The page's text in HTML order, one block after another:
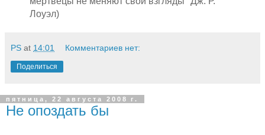
Лоуэл)
PS at 14:01 Комментариев нет:
Поделиться
пятница, 22 августа 2008 г.
Не опоздать бы